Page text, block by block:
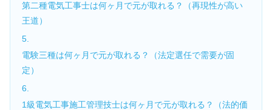
第二種電気工事士は何ヶ月で元が取れる？（再現性が高い
王道）
電験三種は何ヶ月で元が取れる？（法定選任で需要が固
定）
1級電気工事施工管理技士は何ヶ月で元が取れる？（法的価